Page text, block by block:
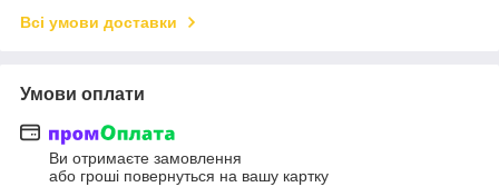
Всі умови доставки
Умови оплати
Ви отримаєте замовлення
або гроші повернуться на вашу картку